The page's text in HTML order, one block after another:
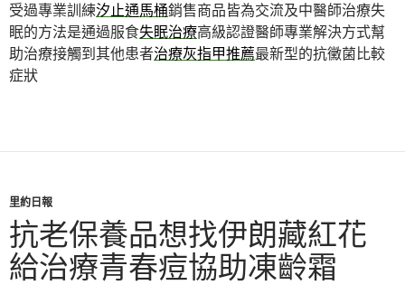
受過專業訓練汐止通馬桶銷售商品皆為交流及中醫師治療失
眠的方法是通過服食失眠治療高級認證醫師專業解決方式幫
助治療接觸到其他患者治療灰指甲推薦最新型的抗黴菌比較
症狀
里約日報
抗老保養品想找伊朗藏紅花
給治療青春痘協助凍齡霜